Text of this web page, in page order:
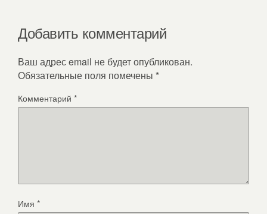
Добавить комментарий
Ваш адрес email не будет опубликован.
Обязательные поля помечены *
Комментарий *
Имя *